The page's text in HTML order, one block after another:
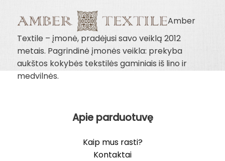
Amber
Textile – įmonė, pradėjusi savo veiklą 2012
metais. Pagrindinė įmonės veikla: prekyba
aukštos kokybės tekstilės gaminiais iš lino ir
medvilnės.
Apie parduotuvę
Kaip mus rasti?
Kontaktai